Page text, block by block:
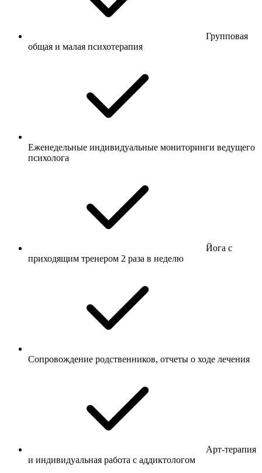
Групповая
общая и малая психотерапия
Еженедельные индивидуальные мониторинги ведущего
психолога
Йога с
приходящим тренером 2 раза в неделю
Сопровождение родственников, отчеты о ходе лечения
Арт-терапия
и индивидуальная работа с аддиктологом